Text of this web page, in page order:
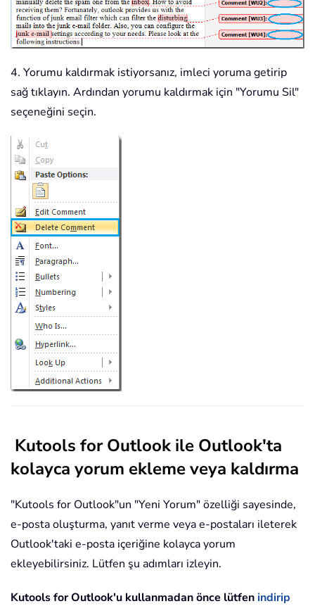
4. Yorumu kaldırmak istiyorsanız, imleci yoruma getirip
sağ tıklayın. Ardından yorumu kaldırmak için "Yorumu Sil"
seçeneğini seçin.
Kutools for Outlook ile Outlook'ta
kolayca yorum ekleme veya kaldırma
"Kutools for Outlook"un "Yeni Yorum" özelliği sayesinde,
e-posta oluşturma, yanıt verme veya e-postaları ileterek
Outlook'taki e-posta içeriğine kolayca yorum
ekleyebilirsiniz. Lütfen şu adımları izleyin.
Kutools for Outlook'u kullanmadan önce lütfen indirip